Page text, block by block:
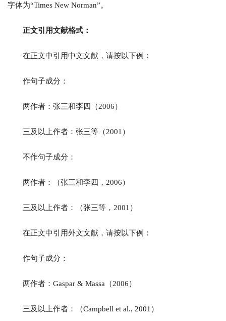
字体为“Times New Norman”。
正文引用文献格式：
在正文中引用中文文献，请按以下例：
作句子成分：
两作者：张三和李四（2006）
三及以上作者：张三等（2001）
不作句子成分：
两作者：（张三和李四，2006）
三及以上作者：（张三等，2001）
在正文中引用外文文献，请按以下例：
作句子成分：
两作者：Gaspar & Massa（2006）
三及以上作者：（Campbell et al., 2001）